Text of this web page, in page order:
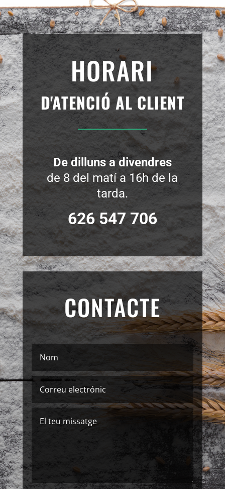
HORARI
D'ATENCIÓ AL CLIENT
De dilluns a divendres
de 8 del matí a 16h de la
tarda.
626 547 706
CONTACTE